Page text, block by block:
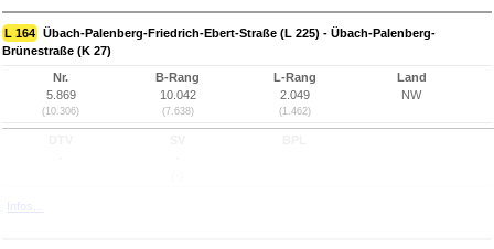
L 164 Übach-Palenberg-Friedrich-Ebert-Straße (L 225) - Übach-Palenberg-
Brünestraße (K 27)
Nr.
5.869
(10.306)
B-Rang
10.042
(7.638)
L-Rang
2.049
(1.462)
Land
NW
Infos...